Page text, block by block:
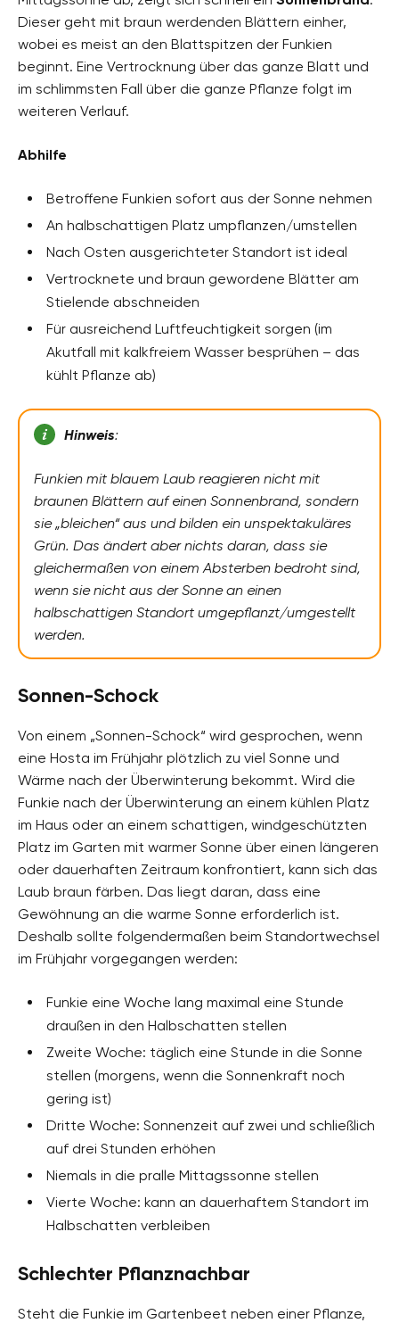
Dieser geht mit braun werdenden Blättern einher,
wobei es meist an den Blattspitzen der Funkien
beginnt. Eine Vertrocknung über das ganze Blatt und
im schlimmsten Fall über die ganze Pflanze folgt im
weiteren Verlauf.
Abhilfe
Betroffene Funkien sofort aus der Sonne nehmen
An halbschattigen Platz umpflanzen/umstellen
Nach Osten ausgerichteter Standort ist ideal
Vertrocknete und braun gewordene Blätter am
Stielende abschneiden
Für ausreichend Luftfeuchtigkeit sorgen (im
Akutfall mit kalkfreiem Wasser besprühen – das
kühlt Pflanze ab)
Hinweis:
Funkien mit blauem Laub reagieren nicht mit
braunen Blättern auf einen Sonnenbrand, sondern
sie „bleichen“ aus und bilden ein unspektakuläres
Grün. Das ändert aber nichts daran, dass sie
gleichermaßen von einem Absterben bedroht sind,
wenn sie nicht aus der Sonne an einen
halbschattigen Standort umgepflanzt/umgestellt
werden.
Sonnen-Schock
Von einem „Sonnen-Schock“ wird gesprochen, wenn
eine Hosta im Frühjahr plötzlich zu viel Sonne und
Wärme nach der Überwinterung bekommt. Wird die
Funkie nach der Überwinterung an einem kühlen Platz
im Haus oder an einem schattigen, windgeschützten
Platz im Garten mit warmer Sonne über einen längeren
oder dauerhaften Zeitraum konfrontiert, kann sich das
Laub braun färben. Das liegt daran, dass eine
Gewöhnung an die warme Sonne erforderlich ist.
Deshalb sollte folgendermaßen beim Standortwechsel
im Frühjahr vorgegangen werden:
Funkie eine Woche lang maximal eine Stunde
draußen in den Halbschatten stellen
Zweite Woche: täglich eine Stunde in die Sonne
stellen (morgens, wenn die Sonnenkraft noch
gering ist)
Dritte Woche: Sonnenzeit auf zwei und schließlich
auf drei Stunden erhöhen
Niemals in die pralle Mittagssonne stellen
Vierte Woche: kann an dauerhaftem Standort im
Halbschatten verbleiben
Schlechter Pflanznachbar
Steht die Funkie im Gartenbeet neben einer Pflanze,